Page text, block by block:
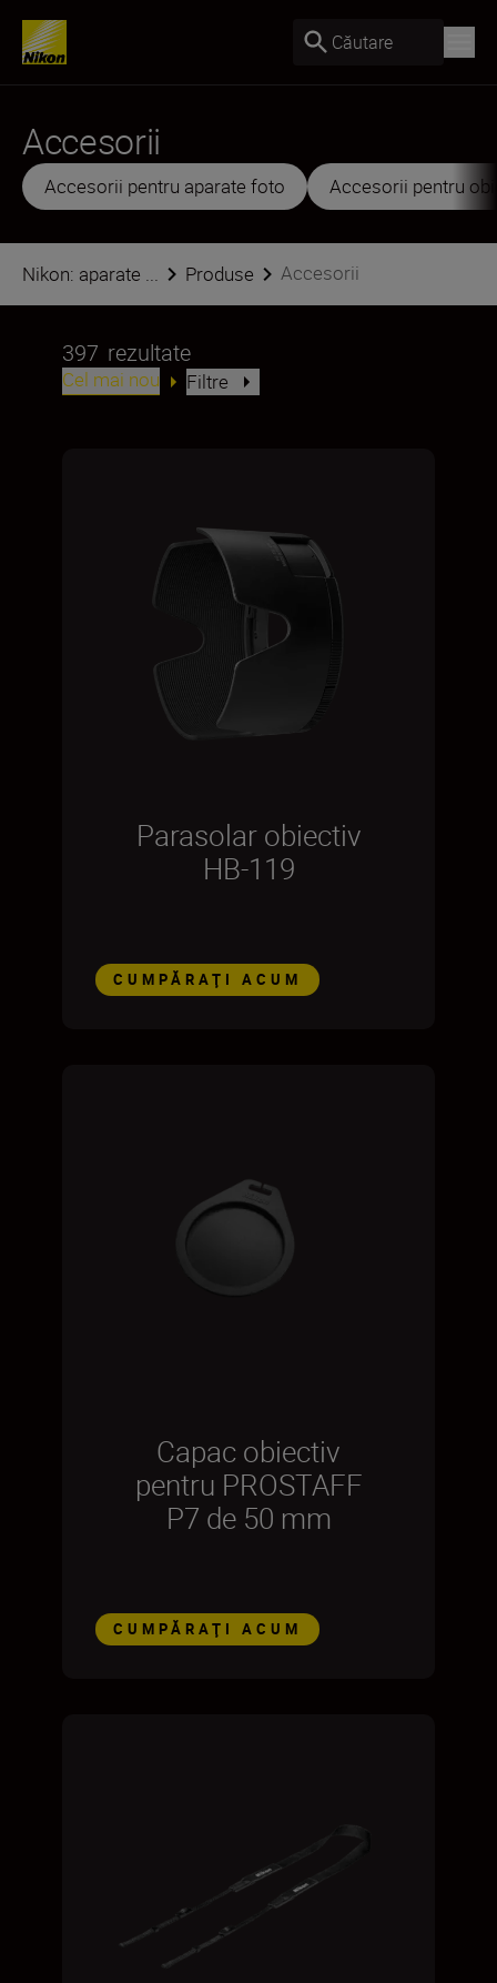
Căutare
Accesorii
Accesorii pentru aparate foto Accesorii pentru
Nikon: aparate ... Produse Accesorii
397 rezultate
Cel mai nou Filtre
Parasolar obiectiv
HB-119
CUMPĂRAŢI ACUM
Capac obiectiv
pentru PROSTAFF
P7 de 50 mm
CUMPĂRAŢI ACUM